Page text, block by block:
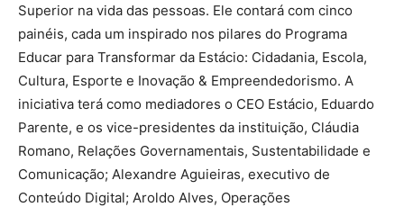
Superior na vida das pessoas. Ele contará com cinco
painéis, cada um inspirado nos pilares do Programa
Educar para Transformar da Estácio: Cidadania, Escola,
Cultura, Esporte e Inovação & Empreendedorismo. A
iniciativa terá como mediadores o CEO Estácio, Eduardo
Parente, e os vice-presidentes da instituição, Cláudia
Romano, Relações Governamentais, Sustentabilidade e
Comunicação; Alexandre Aguieiras, executivo de
Conteúdo Digital; Aroldo Alves, Operações